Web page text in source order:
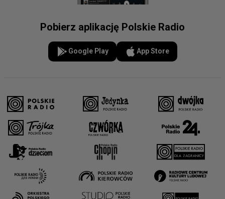
Pobierz aplikację Polskie Radio
Google Play App Store